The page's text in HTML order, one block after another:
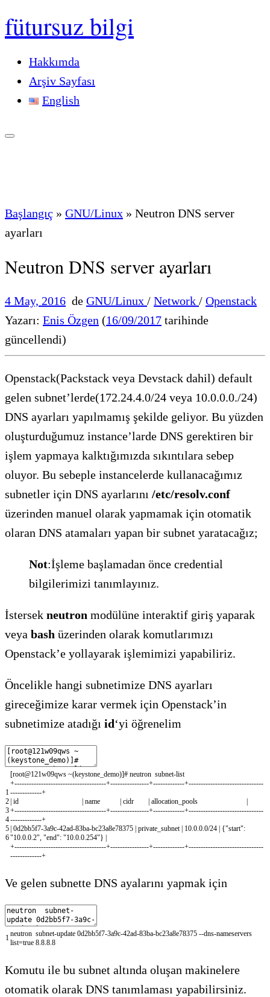
fütursuz bilgi
Hakkımda
Arşiv Sayfası
English
Başlangıç » GNU/Linux » Neutron DNS server
ayarları
Neutron DNS server ayarları
4 May, 2016 de GNU/Linux / Network / Openstack
Yazarı: Enis Özgen (16/09/2017 tarihinde
güncellendi)
Openstack(Packstack veya Devstack dahil) default
gelen subnet’lerde(172.24.4.0/24 veya 10.0.0.0./24)
DNS ayarları yapılmamış şekilde geliyor. Bu yüzden
oluşturduğumuz instance’larde DNS gerektiren bir
işlem yapmaya kalktığımızda sıkıntılara sebep
oluyor. Bu sebeple instancelerde kullanacağımız
subnetler için DNS ayarlarını /etc/resolv.conf
üzerinden manuel olarak yapmamak için otomatik
olaran DNS atamaları yapan bir subnet yaratacağız;
Not:İşleme başlamadan önce credential
bilgilerimizi tanımlayınız.
İstersek neutron modülüne interaktif giriş yaparak
veya bash üzerinden olarak komutlarımızı
Openstack’e yollayarak işlemimizi yapabiliriz.
Öncelikle hangi subnetimize DNS ayarları
gireceğimize karar vermek için Openstack’in
subnetimize atadığı id‘yi öğrenelim
1
2
3
4
5
6
[root@121w09qws ~(keystone_demo)]# neutron subnet-list
+--------------------------------------+----------------+-------------+-------------------------------
-------------+
id name cidr allocation_pools
+--------------------------------------+----------------+-------------+-------------------------------
-------------+
0d2bb5f7-3a9c-42ad-83ba-bc23a8e78375 private_subnet 10.0.0.0/24 {"start":
"10.0.0.2", "end": "10.0.0.254"}
+--------------------------------------+----------------+-------------+-------------------------------
-------------+
Ve gelen subnette DNS ayalarını yapmak için
1neutron subnet-update 0d2bb5f7-3a9c-42ad-83ba-bc23a8e78375 --dns-nameservers
list=true 8.8.8.8
Komutu ile bu subnet altında oluşan makinelere
otomatik olarak DNS tanımlaması yapabilirsiniz.